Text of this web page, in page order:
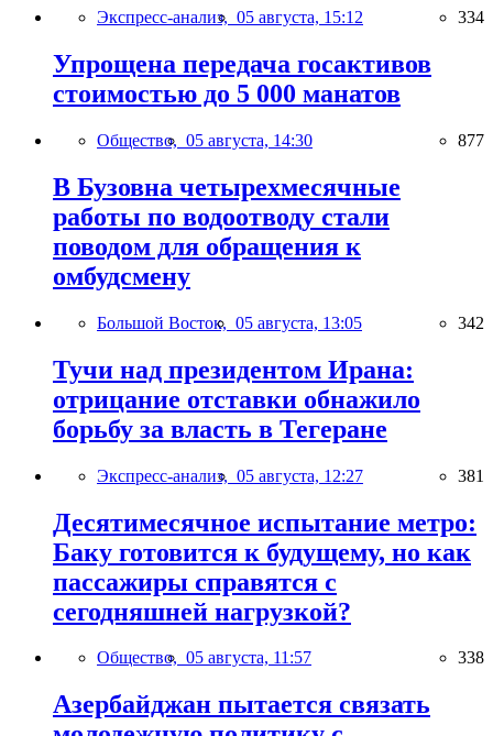
Экспресс-анализ, 05 августа, 15:12 334
Упрощена передача госактивов
стоимостью до 5 000 манатов
Общество, 05 августа, 14:30 877
В Бузовна четырехмесячные
работы по водоотводу стали
поводом для обращения к
омбудсмену
Большой Восток, 05 августа, 13:05 342
Тучи над президентом Ирана:
отрицание отставки обнажило
борьбу за власть в Тегеране
Экспресс-анализ, 05 августа, 12:27 381
Десятимесячное испытание метро:
Баку готовится к будущему, но как
пассажиры справятся с
сегодняшней нагрузкой?
Общество, 05 августа, 11:57 338
Азербайджан пытается связать